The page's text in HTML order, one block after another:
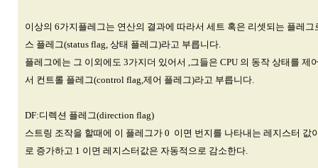
이상의 6가지플레그는 연산의 결과에 따라서 세트 혹은 리셋되는 플레그
스 플레그(status flag, 상태 플레그)라고 부릅니다.
플레그에는 그 이외에도 3가지더 있어서 ,그들은 CPU 의 동작 상태를 제
서 컨트롤 플레그(control flag,제어 플레그)라고 부릅니다.
DF:디렉션 플레그(direction flag)
스트링 조작을 할때에 이 플레그가 0 이면 번지를 나타내는 레지스터 값
로 증가하고 1 이면 레지스터값은 자동적으로 감소한다.